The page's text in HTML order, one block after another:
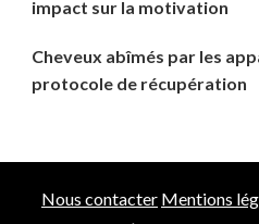
impact sur la motivation
Cheveux abîmés par les
protocole de récupération
Nous contacter Mentions